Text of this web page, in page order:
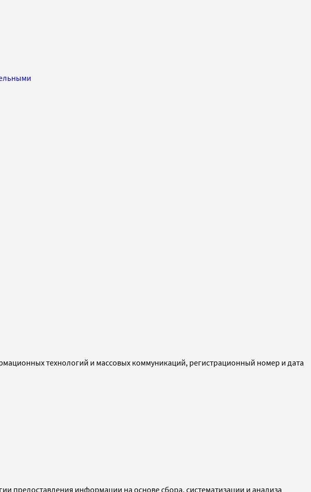
технологий и массовых коммуникаций, регистрационный номер и дата
информации на основе сбора, систематизации и анализа